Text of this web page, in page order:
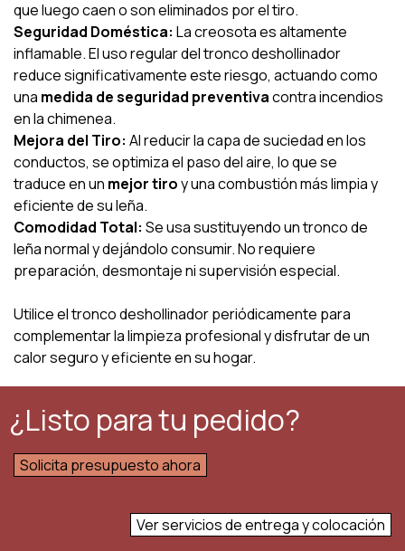
que luego caen o son eliminados por el tiro.
Seguridad Doméstica: La creosota es altamente
inflamable. El uso regular del tronco deshollinador
reduce significativamente este riesgo, actuando como
una medida de seguridad preventivacontra incendios
en la chimenea.
Mejora del Tiro: Al reducir la capa de suciedad en los
conductos, se optimiza el paso del aire, lo que se
traduce en un mejor tiroy una combustión más limpia y
eficiente de su leña.
Comodidad Total: Se usa sustituyendo un tronco de
leña normal y dejándolo consumir. No requiere
preparación, desmontaje ni supervisión especial.
Utilice el tronco deshollinador periódicamente para
complementar la limpieza profesional y disfrutar de un
calor seguro y eficiente en su hogar.
¿Listo para tu pedido?
Solicita presupuesto ahora
Ver servicios de entrega y colocación